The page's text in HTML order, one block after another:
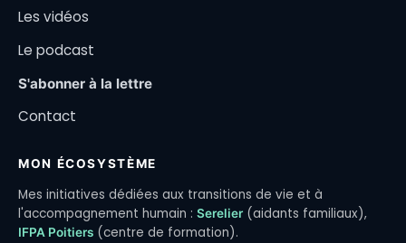
Les vidéos
Le podcast
S'abonner à la lettre
Contact
MON ÉCOSYSTÈME
Mes initiatives dédiées aux transitions de vie et à
l'accompagnement humain : Serelier (aidants familiaux),
IFPA Poitiers (centre de formation).